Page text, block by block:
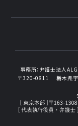
事務所： 弁護士法人
〒320-0811
栃木県